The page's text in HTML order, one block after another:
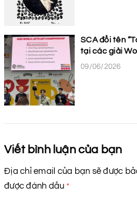
SCA đổi tên
tại các giải
09/06/2026
Viết bình luận của bạn
Địa chỉ email của bạn sẽ được
được đánh dấu *